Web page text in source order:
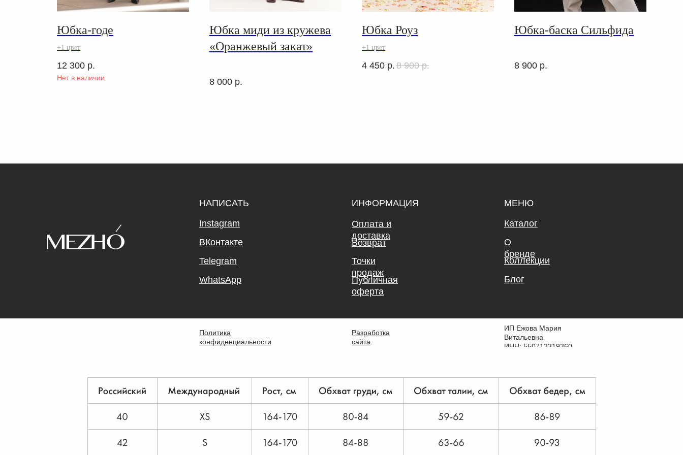
Юбка-годе
+1 цвет
12 300 р.
Нет в наличии
Юбка миди из кружева
«Оранжевый закат»
8 000 р.
Юбка Роуз
+1 цвет
4 450 р. 8 900 р.
Юбка-баска Сильфида
8 900 р.
НАПИСАТЬ
Instagram
ВКонтакте
Telegram
WhatsApp
ИНФОРМАЦИЯ
Оплата и
доставка
Возврат
Точки
продаж
Публичная
оферта
МЕНЮ
Каталог
О
бренде
Коллекции
Блог
Политика
конфиденциальности
Разработка
сайта
ИП Ежова Мария
Витальевна
ИНН: 550712319360